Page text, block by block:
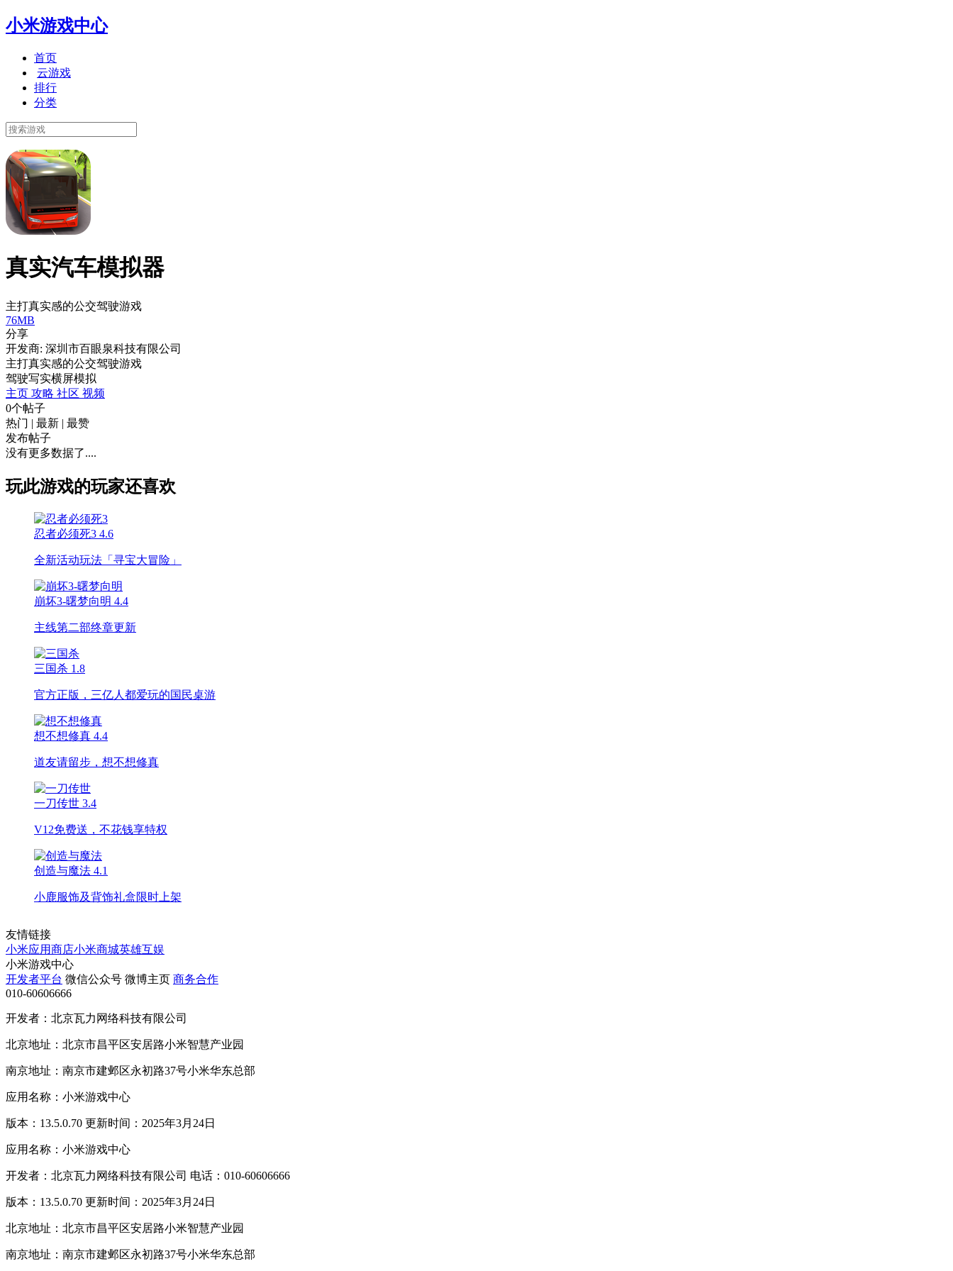
小米游戏中心
首页
云游戏
排行
分类
真实汽车模拟器
主打真实感的公交驾驶游戏
76MB
分享
开发商: 深圳市百眼泉科技有限公司
主打真实感的公交驾驶游戏
驾驶写实横屏模拟
主页 攻略 社区 视频
0个帖子
热门 | 最新 | 最赞
发布帖子
没有更多数据了....
玩此游戏的玩家还喜欢
忍者必须死3 4.6
全新活动玩法「寻宝大冒险」
崩坏3-曙梦向明 4.4
主线第二部终章更新
三国杀 1.8
官方正版，三亿人都爱玩的国民桌游
想不想修真 4.4
道友请留步，想不想修真
一刀传世 3.4
V12免费送，不花钱享特权
创造与魔法 4.1
小鹿服饰及背饰礼盒限时上架
友情链接
小米应用商店小米商城英雄互娱
小米游戏中心
开发者平台 微信公众号 微博主页 商务合作
010-60606666
开发者：北京瓦力网络科技有限公司
北京地址：北京市昌平区安居路小米智慧产业园
南京地址：南京市建邺区永初路37号小米华东总部
应用名称：小米游戏中心
版本：13.5.0.70 更新时间：2025年3月24日
应用名称：小米游戏中心
开发者：北京瓦力网络科技有限公司 电话：010-60606666
版本：13.5.0.70 更新时间：2025年3月24日
北京地址：北京市昌平区安居路小米智慧产业园
南京地址：南京市建邺区永初路37号小米华东总部